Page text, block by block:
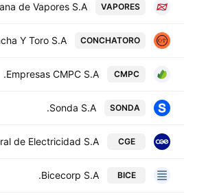
VAPORES
de Vapores S.A.
CONCHATORO
Y Toro S.A.
CMPC
Empresas CMPC S.A.
SONDA
Sonda S.A.
CGE
de Electricidad S.A.
BICE
Bicecorp S.A.